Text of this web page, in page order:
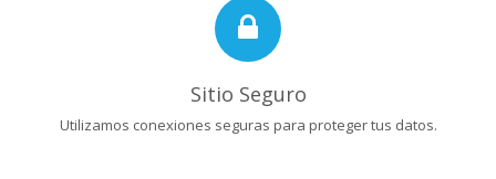
Sitio Seguro
Utilizamos conexiones seguras para proteger tus datos.